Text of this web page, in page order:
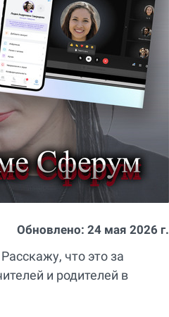
Обновлено: 24 мая 2026 г.
что это за
и родителей в